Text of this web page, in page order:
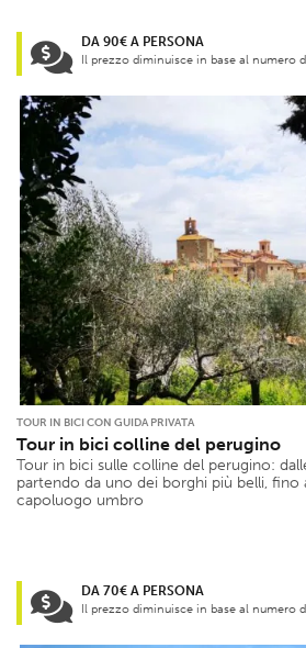
DA 90€ A PERSONA
Il prezzo diminuisce in base al numero
TOUR IN BICI CON GUIDA PRIVATA
Tour in bici colline del perugino
Tour in bici sulle colline del perugino:
partendo da uno dei borghi più belli, fino
capoluogo umbro
DA 70€ A PERSONA
Il prezzo diminuisce in base al numero